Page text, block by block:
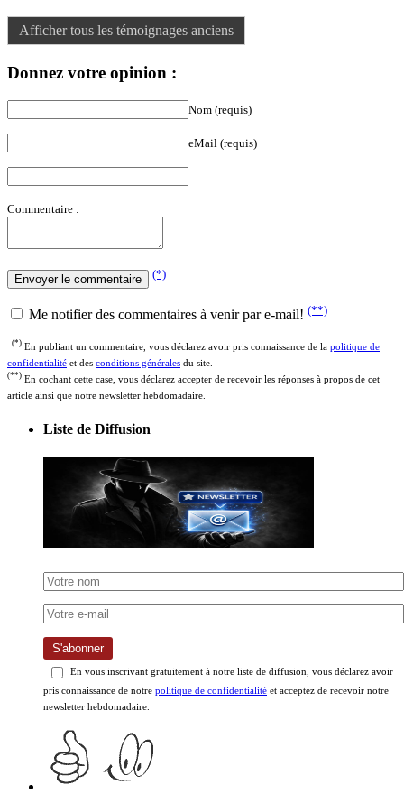
Afficher tous les témoignages anciens
Donnez votre opinion :
Nom (requis)
eMail (requis)
Commentaire :
(*)
Me notifier des commentaires à venir par e-mail! (**)
(*) En publiant un commentaire, vous déclarez avoir pris connaissance de la politique de
confidentialité et des conditions générales du site.
(**) En cochant cette case, vous déclarez accepter de recevoir les réponses à propos de cet
article ainsi que notre newsletter hebdomadaire.
Liste de Diffusion
S'abonner
En vous inscrivant gratuitement à notre liste de diffusion, vous déclarez avoir
pris connaissance de notre politique de confidentialité et acceptez de recevoir notre
newsletter hebdomadaire.